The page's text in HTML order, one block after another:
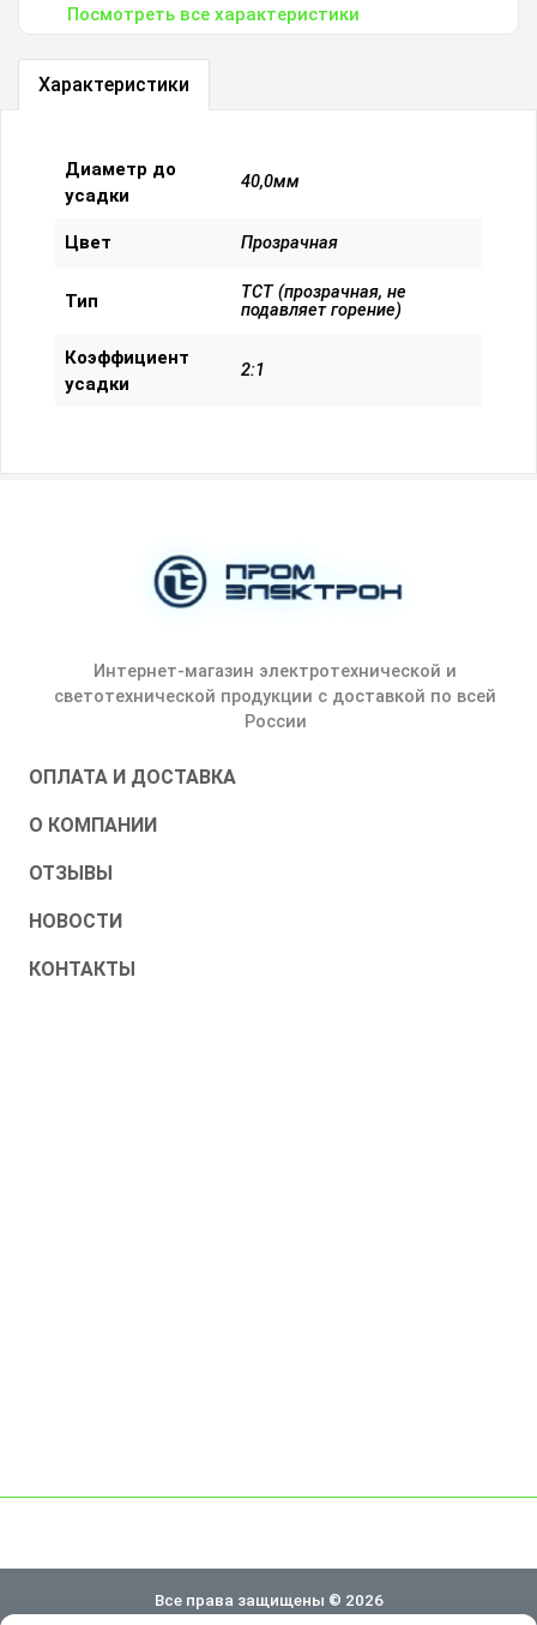
Посмотреть все характеристики
Характеристики
Диаметр до
усадки
40,0мм
Цвет Прозрачная
Тип
ТСТ (прозрачная, не
подавляет горение)
Коэффициент
усадки
2:1
Интернет-магазин электротехнической и
светотехнической продукции с доставкой по всей
России
ОПЛАТА И ДОСТАВКА
О КОМПАНИИ
ОТЗЫВЫ
НОВОСТИ
КОНТАКТЫ
Все права защищены © 2026